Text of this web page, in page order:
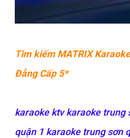
Tìm kiếm MATRIX
Đẳng Cấp 5*
karaoke ktv karaoke trung
quận 1 karaoke trung sơn